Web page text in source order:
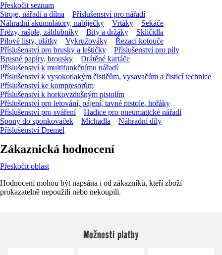
Přeskočit seznam
Stroje, nářadí a dílna
Příslušenství pro nářadí
Náhradní akumulátory, nabíječky
Vrtáky
Sekáče
Frézy, rašple, záhlubníky
Bity a držáky
Sklíčidla
Pilové listy, plátky
Vykružováky
Řezací kotouče
Příslušenství pro brusky a leštičky
Příslušenství pro pily
Brusné papíry, brousky
Drátěné kartáče
Příslušenství k multifunkčnímu nářadí
Příslušenství k vysokotlakým čističům, vysavačům a čisticí technice
Příslušenství ke kompresorům
Příslušenství k horkovzdušným pistolím
Příslušenství pro letování, pájení, tavné pistole, hořáky
Příslušenství pro sváření
Hadice pro pneumatické nářadí
Spony do sponkovaček
Míchadla
Náhradní díly
Příslušenství Dremel
Zákaznická hodnocení
Přeskočit oblast
Hodnocení mohou být napsána i od zákazníků, kteří zboží
prokazatelně nepoužili nebo nekoupili.
Možnosti platby